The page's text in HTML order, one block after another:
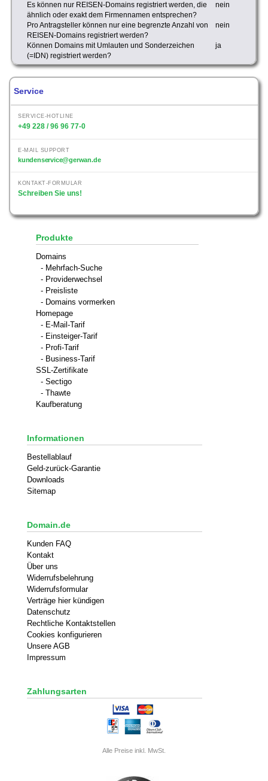
Es können nur REISEN-Domains registriert werden, die
ähnlich oder exakt dem Firmennamen entsprechen?
nein
Pro Antragsteller können nur eine begrenzte Anzahl von
REISEN-Domains registriert werden?
nein
Können Domains mit Umlauten und Sonderzeichen
(=IDN) registriert werden?
ja
Service
SERVICE-HOTLINE
+49 228 / 96 96 77-0
E-MAIL SUPPORT
kundenservice@gerwan.de
KONTAKT-FORMULAR
Schreiben Sie uns!
Produkte
Domains
- Mehrfach-Suche
- Providerwechsel
- Preisliste
- Domains vormerken
Homepage
- E-Mail-Tarif
- Einsteiger-Tarif
- Profi-Tarif
- Business-Tarif
SSL-Zertifikate
- Sectigo
- Thawte
Kaufberatung
Informationen
Bestellablauf
Geld-zurück-Garantie
Downloads
Sitemap
Domain.de
Kunden FAQ
Kontakt
Über uns
Widerrufsbelehrung
Widerrufsformular
Verträge hier kündigen
Datenschutz
Rechtliche Kontaktstellen
Cookies konfigurieren
Unsere AGB
Impressum
Zahlungsarten
Alle Preise inkl. MwSt.